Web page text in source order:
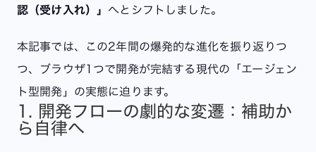
認（受け入れ）」 へとシフトしました。
本記事では、この2年間の爆発的な進化を振り返りつ
つ、ブラウザ1つで開発が完結する現代の「エージェン
ト型開発」の実態に迫ります。
1. 開発フローの劇的な変遷：補助か
ら自律へ